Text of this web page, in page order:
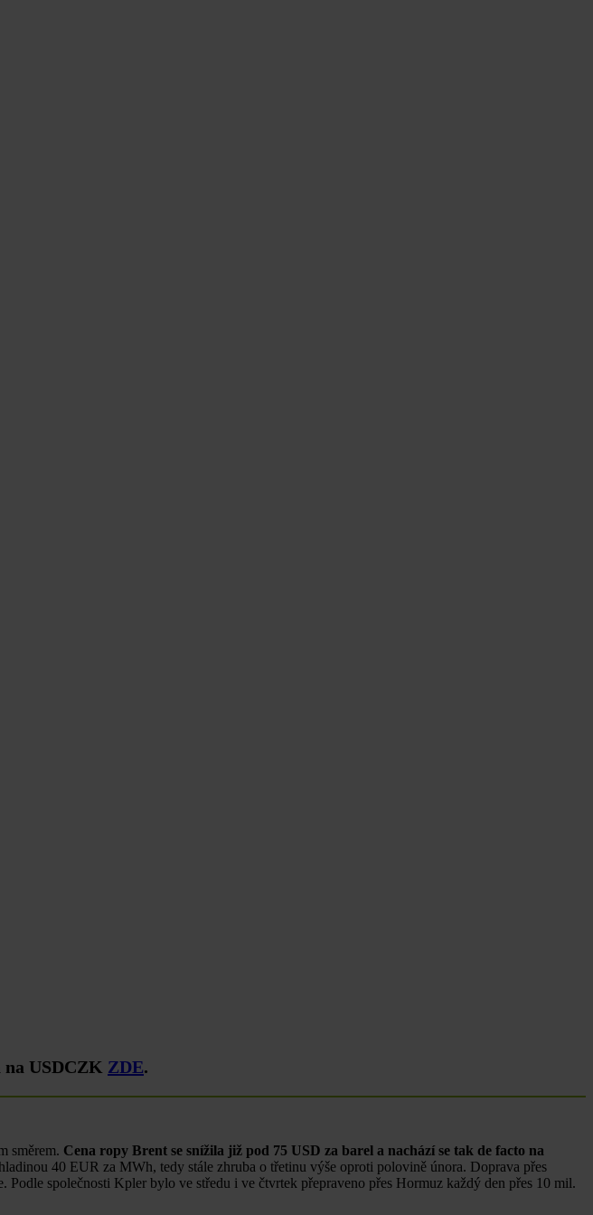
na USDCZK ZDE.
směrem. Cena ropy Brent se snížila již pod 75 USD za barel a nachází se tak de facto na
40 EUR za MWh, tedy stále zhruba o třetinu výše oproti polovině února. Doprava přes
společnosti Kpler bylo ve středu i ve čtvrtek přepraveno přes Hormuz každý den přes 10 mil.